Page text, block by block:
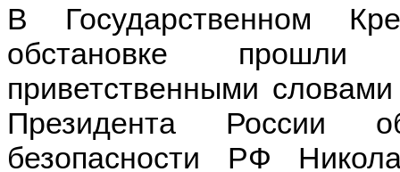
В Государственном
обстановке
приветственными
Президента России
безопасности РФ